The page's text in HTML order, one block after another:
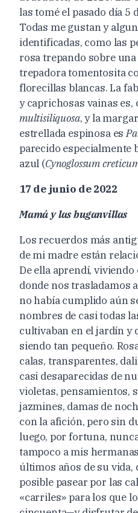
las tomé el pasado día 5
Todas me gustan y
identificadas, como las
rosa trepando sobre
trepadora tomentosita
florecillas blancas. La
y caprichosas vainas es,
multisiliquosa, y la
estrellada espinosa es
parecido especialmente
azul (Cynoglossum
17 de junio de 2022
Mamá y las buganvillas
Los recuerdos más
de mi madre están
De ella aprendí,
donde nos trasladamos a
no había cumplido aún
nombres de casi todas
cultivaban en el jardín y
siendo tan pequeño.
calas, transparentes,
casi desaparecidas de
violetas, pensamientos,
jazmines, damas de
con la afición, pero sin
luego, por fortuna,
tampoco a mis hermanas
últimos años de su vida,
posiblepasear por las
«carriles» para los que